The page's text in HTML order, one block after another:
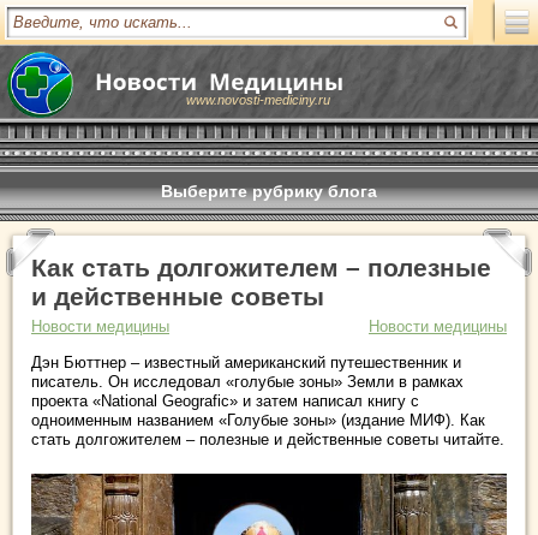
www.novosti-mediciny.ru
Выберите рубрику блога
Как стать долгожителем – полезные
и действенные советы
Новости медицины
Новости медицины
Дэн Бюттнер – известный американский путешественник и
писатель. Он исследовал «голубые зоны» Земли в рамках
проекта «National Geografic» и затем написал книгу с
одноименным названием «Голубые зоны» (издание МИФ). Как
стать долгожителем – полезные и действенные советы читайте.